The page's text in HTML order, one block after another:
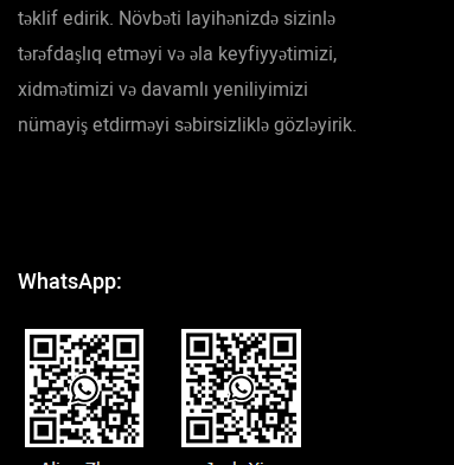
təklif edirik. Növbəti layihənizdə sizinlə
tərəfdaşlıq etməyi və əla keyfiyyətimizi,
xidmətimizi və davamlı yeniliyimizi
nümayiş etdirməyi səbirsizliklə gözləyirik.
WhatsApp: